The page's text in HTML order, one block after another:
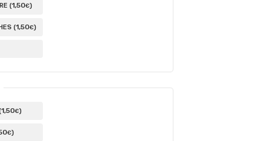
(1,50€)
(1,50€)
1,50€)
€)